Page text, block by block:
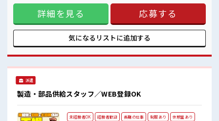
一息つける休憩スペースもあります！
奇抜でなければOKです！ (規定有)≪ラクラク制服アリ≫ 制服
があるので、 毎日の服装の悩み解消♪ ≪未経験の方も大カン
ゲイ≫ 新しいことにチャレンジするのは不安だけど、 しっか
り働く環境が整っています！ イチからスキルUP・ステップ
UP目指していきましょう！ ■職場の雰囲気 一緒に働く仲間と
もなじみやすい少人数の職場☆ キバツ過ぎなければ髪色・髪
スペースもあります！
詳細を見る 応募する
気になるリストに追加する
派遣
製造・部品供給スタッフ／WEB登録OK
未経験者OK 経験者歓迎 長期の仕事 制服あり
休憩室あり